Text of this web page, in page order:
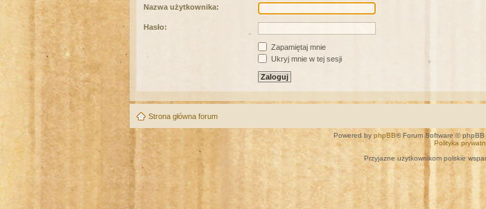
Nazwa użytkownika:
Hasło:
Zapamiętaj mnie
Ukryj mnie w tej sesji
Strona główna forum
Powered by phpBB® Forum Software ©
Polityka
Przyjazne użytkownikom polskie